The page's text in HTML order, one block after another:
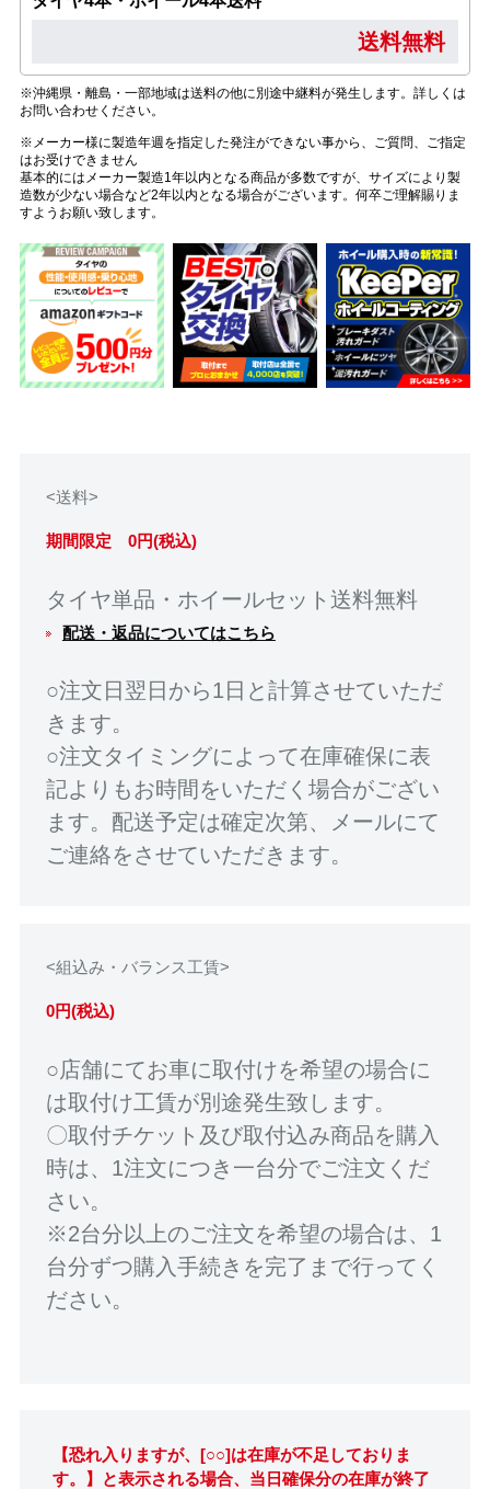
送料無料
※沖縄県・離島・一部地域は送料の他に別途中継料が発生します。詳しくは
お問い合わせください。
※メーカー様に製造年週を指定した発注ができない事から、ご質問、ご指定
はお受けできません
基本的にはメーカー製造1年以内となる商品が多数ですが、サイズにより製
造数が少ない場合など2年以内となる場合がございます。何卒ご理解賜りま
すようお願い致します。
<送料>
期間限定 0円(税込)
タイヤ単品・ホイールセット送料無料
配送・返品についてはこちら
○注文日翌日から1日と計算させていただ
きます。
○注文タイミングによって在庫確保に表
記よりもお時間をいただく場合がござい
ます。配送予定は確定次第、メールにて
ご連絡をさせていただきます。
<組込み・バランス工賃>
0円(税込)
○店舗にてお車に取付けを希望の場合に
は取付け工賃が別途発生致します。
〇取付チケット及び取付込み商品を購入
時は、1注文につき一台分でご注文くだ
さい。
※2台分以上のご注文を希望の場合は、1
台分ずつ購入手続きを完了まで行ってく
ださい。
【恐れ入りますが、[○○]は在庫が不足しておりま
す。】と表示される場合、当日確保分の在庫が終了